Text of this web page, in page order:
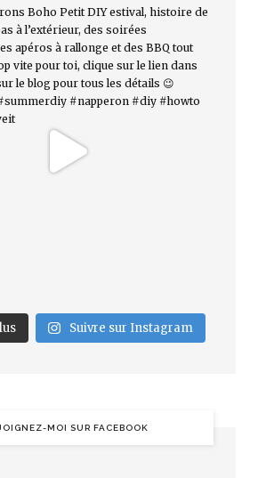
Suivre sur Instagram
MOI SUR FACEBOOK